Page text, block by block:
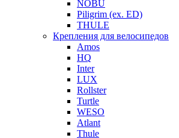
NOBU
Piligrim (ex. ED)
THULE
Крепления для велосипедов
Amos
HQ
Inter
LUX
Rollster
Turtle
WESO
Atlant
Thule